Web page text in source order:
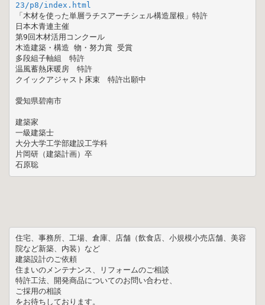
23/p8/index.html
「木材を使った単層ラチスアーチシェル構造屋根」特許
日本木青連主催
第9回木材活用コンクール
木造建築・構造 物・努力賞 受賞
多段組子軸組　特許
温風蓄熱床暖房　特許
クイックアジャスト床束　特許出願中
愛知県碧南市
建築家
一級建築士
大分大学工学部建設工学科
片岡研（建築計画）卒
石原聡
住宅、事務所、工場、倉庫、店舗（飲食店、小規模小売店舗、美容
院など新築、内装）など
建築設計のご依頼
住まいのメンテナンス、リフォームのご相談
特許工法、開発商品についてのお問い合わせ、
ご採用の相談
をお待ちしております。